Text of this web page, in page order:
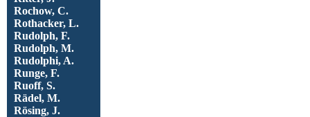
Rochow, C.
Rothacker, L.
Rudolph, F.
Rudolph, M.
Rudolphi, A.
Runge, F.
Ruoff, S.
Rädel, M.
Rösing, J.